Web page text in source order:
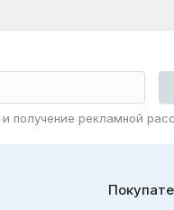
и получение рекламной